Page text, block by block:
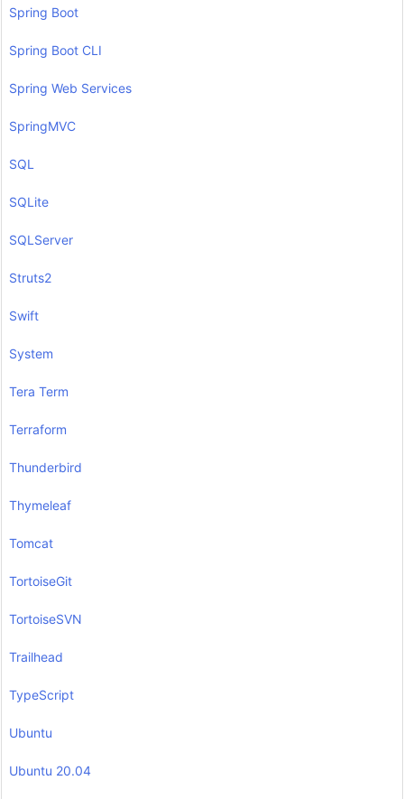
Spring Boot
Spring Boot CLI
Spring Web Services
SpringMVC
SQL
SQLite
SQLServer
Struts2
Swift
System
Tera Term
Terraform
Thunderbird
Thymeleaf
Tomcat
TortoiseGit
TortoiseSVN
Trailhead
TypeScript
Ubuntu
Ubuntu 20.04